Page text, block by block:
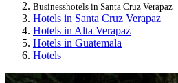
Businesshotels in Santa Cruz Verapaz
Hotels in Santa Cruz Verapaz
Hotels in Alta Verapaz
Hotels in Guatemala
Hotels